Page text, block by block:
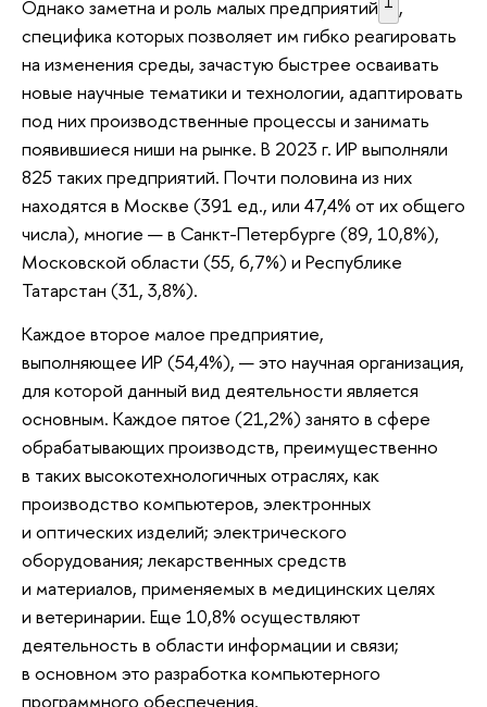
Однако заметна и роль малых предприятий
,
специфика которых позволяет им гибко реагировать
на изменения среды, зачастую быстрее осваивать
новые научные тематики и технологии, адаптировать
под них производственные процессы и занимать
появившиеся ниши на рынке. В 2023 г. ИР выполняли
825 таких предприятий. Почти половина из них
находятся в Москве (391 ед., или 47,4% от их общего
числа), многие — в Санкт-Петербурге (89, 10,8%),
Московской области (55, 6,7%) и Республике
Татарстан (31, 3,8%).
Каждое второе малое предприятие,
выполняющее ИР (54,4%), — это научная организация,
для которой данный вид деятельности является
основным. Каждое пятое (21,2%) занято в сфере
обрабатывающих производств, преимущественно
в таких высокотехнологичных отраслях, как
производство компьютеров, электронных
и оптических изделий; электрического
оборудования; лекарственных средств
и материалов, применяемых в медицинских целях
и ветеринарии. Еще 10,8% осуществляют
деятельность в области информации и связи;
в основном это разработка компьютерного
программного обеспечения.